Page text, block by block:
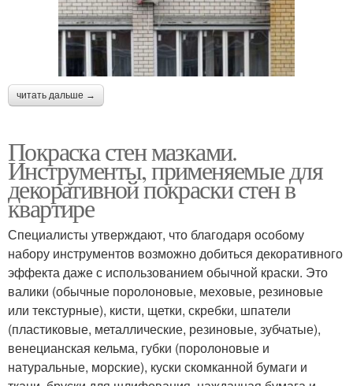
читать дальше →
Покраска стен мазками.
Инструменты, применяемые для
декоративной покраски стен в
квартире
Специалисты утверждают, что благодаря особому
набору инструментов возможно добиться декоративного
эффекта даже с использованием обычной краски. Это
валики (обычные поролоновые, меховые, резиновые
или текстурные), кисти, щетки, скребки, шпатели
(пластиковые, металлические, резиновые, зубчатые),
венецианская кельма, губки (поролоновые и
натуральные, морские), куски скомканной бумаги и